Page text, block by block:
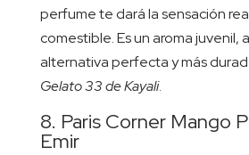
perfume te dará la sensación
comestible. Es un aroma juvenil,
alternativa perfecta y más
Gelato 33 de Kayali.
8. Paris Corner Mango
Emir